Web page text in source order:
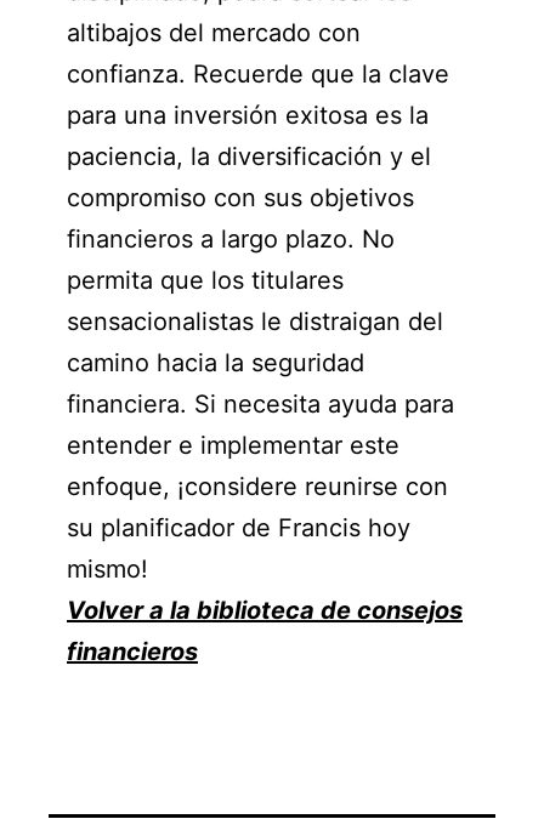
altibajos del mercado con
confianza. Recuerde que la clave
para una inversión exitosa es la
paciencia, la diversificación y el
compromiso con sus objetivos
financieros a largo plazo. No
permita que los titulares
sensacionalistas le distraigan del
camino hacia la seguridad
financiera. Si necesita ayuda para
entender e implementar este
enfoque, ¡considere reunirse con
su planificador de Francis hoy
mismo!
Volver a la biblioteca de consejos
financieros